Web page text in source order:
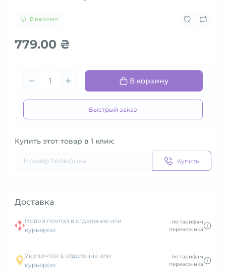
В наличии
779.00 ₴
В корзину
Быстрый заказ
Купить этот товар в 1 клик:
Купить
Доставка
Новой почтой в отделение или
курьером
по тарифам
перевозчика
Укрпочтой в отделение или
курьером
по тарифам
перевозчика